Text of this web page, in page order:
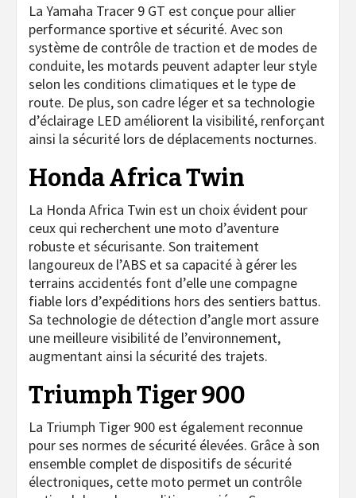
La Yamaha Tracer 9 GT est conçue pour allier
performance sportive et sécurité. Avec son
système de contrôle de traction et de modes de
conduite, les motards peuvent adapter leur style
selon les conditions climatiques et le type de
route. De plus, son cadre léger et sa technologie
d’éclairage LED améliorent la visibilité, renforçant
ainsi la sécurité lors de déplacements nocturnes.
Honda Africa Twin
La Honda Africa Twin est un choix évident pour
ceux qui recherchent une moto d’aventure
robuste et sécurisante. Son traitement
langoureux de l’ABS et sa capacité à gérer les
terrains accidentés font d’elle une compagne
fiable lors d’expéditions hors des sentiers battus.
Sa technologie de détection d’angle mort assure
une meilleure visibilité de l’environnement,
augmentant ainsi la sécurité des trajets.
Triumph Tiger 900
La Triumph Tiger 900 est également reconnue
pour ses normes de sécurité élevées. Grâce à son
ensemble complet de dispositifs de sécurité
électroniques, cette moto permet un contrôle